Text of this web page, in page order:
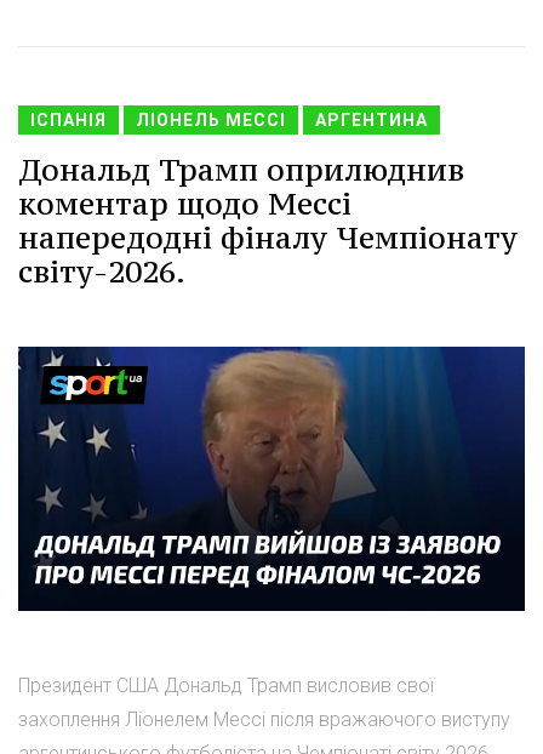
ІСПАНІЯ ЛІОНЕЛЬ МЕССІ АРГЕНТИНА
Дональд Трамп оприлюднив
коментар щодо Мессі
напередодні фіналу Чемпіонату
світу-2026.
Президент США Дональд Трамп висловив свої
захоплення Ліонелем Мессі після вражаючого виступу